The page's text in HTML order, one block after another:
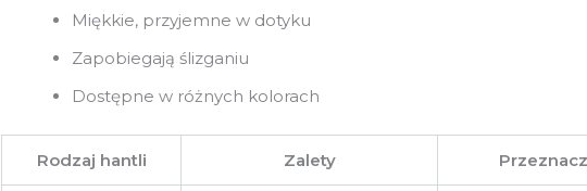
Miękkie, przyjemne w dotyku
Zapobiegają ślizganiu
Dostępne w różnych kolorach
Rodzaj hantli Zalety